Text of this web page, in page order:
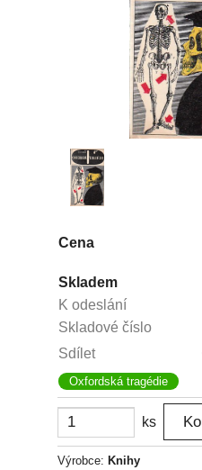
Cena
Skladem
K odeslání
Skladové číslo
Sdílet
Oxfordská tragédie
ks
Výrobce: Knihy